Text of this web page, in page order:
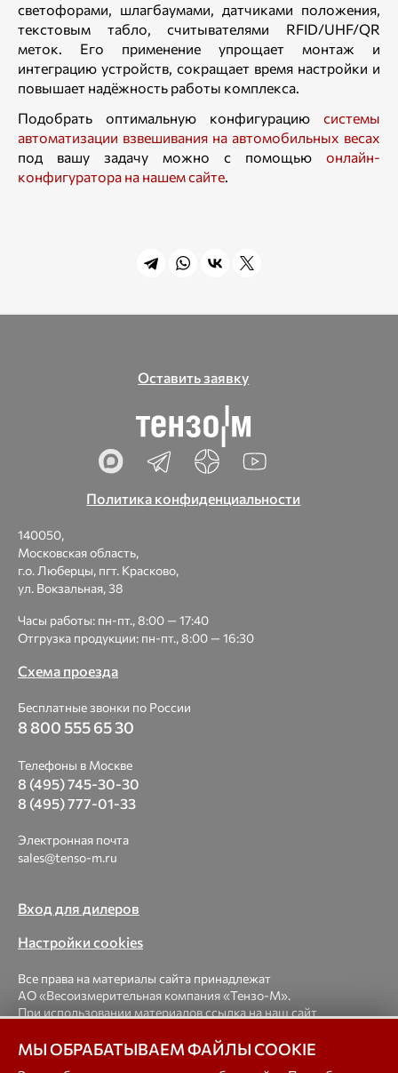
светофорами, шлагбаумами, датчиками положения,
текстовым табло, считывателями RFID/UHF/QR
меток. Его применение упрощает монтаж и
интеграцию устройств, сокращает время настройки и
повышает надёжность работы комплекса.
Подобрать оптимальную конфигурацию системы
автоматизации взвешивания на автомобильных весах
под вашу задачу можно с помощью онлайн-
конфигуратора на нашем сайте.
Оставить заявку
Политика конфиденциальности
140050,
Московская область,
г.о. Люберцы, пгт. Красково,
ул. Вокзальная, 38
Часы работы: пн-пт., 8:00 — 17:40
Отгрузка продукции: пн-пт., 8:00 — 16:30
Схема проезда
Бесплатные звонки по России
8 800 555 65 30
Телефоны в Москве
8 (495) 745-30-30
8 (495) 777-01-33
Электронная почта
sales@tenso-m.ru
Вход для дилеров
Настройки cookies
Все права на материалы сайта принадлежат
АО «Весоизмерительная компания «Тензо-М».
При использовании материалов ссылка на наш сайт
МЫ ОБРАБАТЫВАЕМ ФАЙЛЫ COOKIE